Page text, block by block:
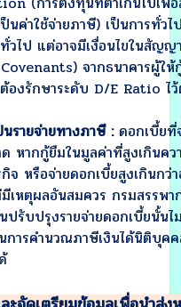
นค่าใช้จ่ายภาษี) เป็นการทั่วไ
วไป แต่อาจมีเงื่อนไขในสัญญ
จากธนาคารผู้ให้
องรักษาระดับ D/E Ratio ไ
รายจ่ายทางภาษี :ดอกเบี้ยที่
ด หากกู้ยืมในมูลค่าที่สูงเกินคว
จ หรือจ่ายดอกเบี้ยสูงเกินกว่
มีเหตุผลอันสมควร กรมสรรพา
ปรับปรุงรายจ่ายดอกเบี้ยนั้นไ
การคำนวณภาษีเงินได้นิติบุค